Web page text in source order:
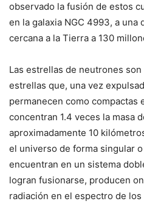
observado la fusión de estos
en la galaxia NGC 4993, a una
cercana a la Tierra a 130
Las estrellas de neutrones
estrellas que, una vez
permanecen como compactas
concentran 1.4 veces la masa
aproximadamente 10
el universo de forma singular
encuentran en un sistema
logran fusionarse, producen
radiación en el espectro de los